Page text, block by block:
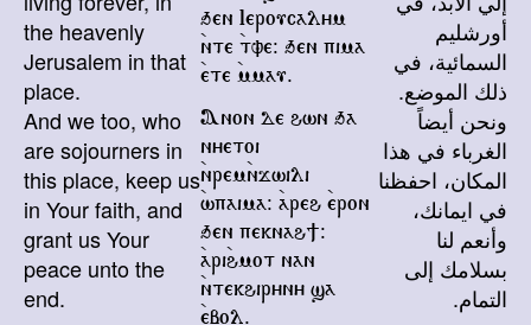
the heavenly
Jerusalem in that
place.
qen Ieroucalym
`nte `tve@ qen pima
`ete `mmau.
أورشليم
السمائية، في
ذلك الموضع.
And we too, who
are sojourners in
this place, keep us
in Your faith, and
grant us Your
peace unto the
end.
Anon de hwn qa
nyetoi
`nrem`njwili
`wpaima@ `areh `eron
qen peknah]@
`ari`hmot nan
`ntekhiryny sa
`ebol.
ونحن أيضاً
الغرباء في هذا
المكان، احفظنا
في ايمانك،
وأنعم لنا
بسلامك إلى
التمام.